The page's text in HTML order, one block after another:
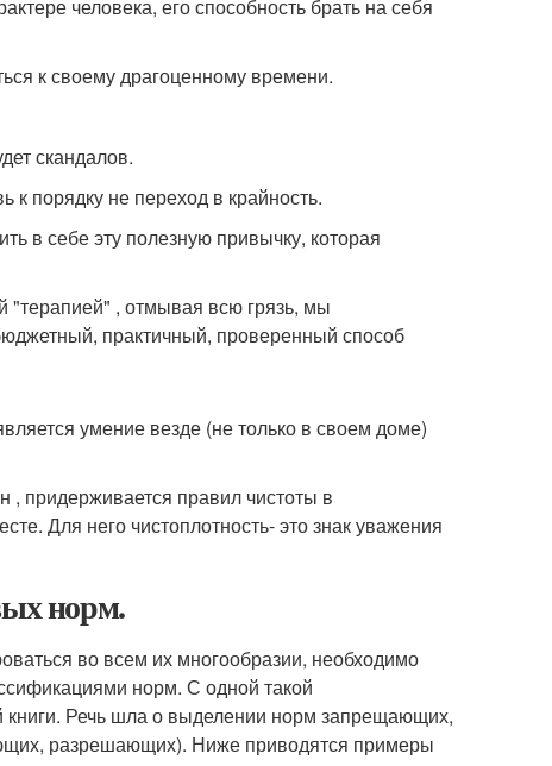
человека, его способность брать на себя
к своему драгоценному времени.
скандалов.
к порядку не переход в крайность.
в себе эту полезную привычку, которая
"терапией" , отмывая всю грязь, мы
практичный, проверенный способ
умение везде (не только в своем доме)
, придерживается правил чистоты в
Для него чистоплотность- это знак уважения
норм.
во всем их многообразии, необходимо
норм. С одной такой
книги. Речь шла о выделении норм запрещающих,
разрешающих). Ниже приводятся примеры